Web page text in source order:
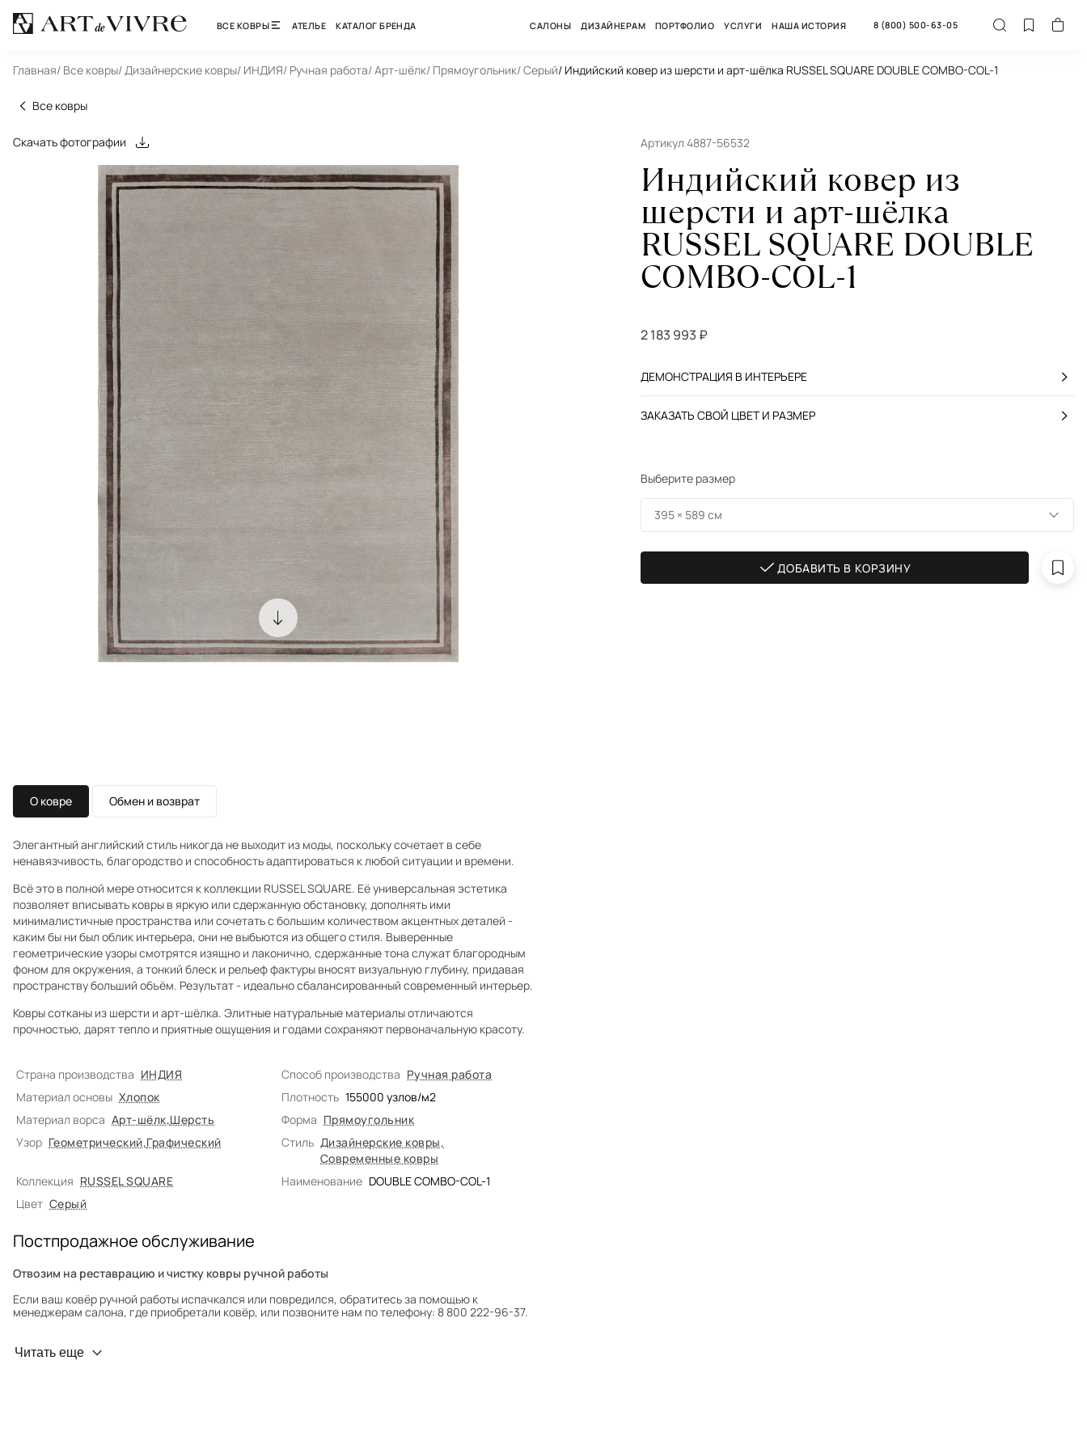
ВСЕ КОВРЫ АТЕЛЬЕ КАТАЛОГ БРЕНДА САЛОНЫ ДИЗАЙНЕРАМ ПОРТФОЛИО УСЛУГИ НАША ИСТОРИЯ 8 (800) 500-63-05
Главная/ Все ковры/ Дизайнерские ковры/ ИНДИЯ/ Ручная работа/ Арт-шёлк/ Прямоугольник/ Серый/ Индийский ковер из шерсти и арт-шёлка RUSSEL SQUARE DOUBLE COMBO-COL-1
Все ковры
Скачать фотографии
О ковре Обмен и возврат
Элегантный английский стиль никогда не выходит из моды, поскольку сочетает в себе
ненавязчивость, благородство и способность адаптироваться к любой ситуации и времени.
Всё это в полной мере относится к коллекции RUSSEL SQUARE. Её универсальная эстетика
позволяет вписывать ковры в яркую или сдержанную обстановку, дополнять ими
минималистичные пространства или сочетать с большим количеством акцентных деталей -
каким бы ни был облик интерьера, они не выбьются из общего стиля. Выверенные
геометрические узоры смотрятся изящно и лаконично, сдержанные тона служат благородным
фоном для окружения, а тонкий блеск и рельеф фактуры вносят визуальную глубину, придавая
пространству больший объём. Результат - идеально сбалансированный современный интерьер.
Ковры сотканы из шерсти и арт-шёлка. Элитные натуральные материалы отличаются
прочностью, дарят тепло и приятные ощущения и годами сохраняют первоначальную красоту.
Страна производства ИНДИЯ Способ производства Ручная работа
Материал основы Хлопок Плотность 155000 узлов/м2
Материал ворса Арт-шёлк,Шерсть Форма Прямоугольник
Узор Геометрический,Графический Стиль Дизайнерские ковры,
Современные ковры
Коллекция RUSSEL SQUARE Наименование DOUBLE COMBO-COL-1
Цвет Серый
Постпродажное обслуживание
Отвозим на реставрацию и чистку ковры ручной работы
Если ваш ковёр ручной работы испачкался или повредился, обратитесь за помощью к
менеджерам салона, где приобретали ковёр, или позвоните нам по телефону: 8 800 222-96-37.
Профилактика износа
Читать еще
Артикул 4887-56532
Индийский ковер из
шерсти и арт-шёлка
RUSSEL SQUARE DOUBLE
COMBO-COL-1
2 183 993 ₽
ДЕМОНСТРАЦИЯ В ИНТЕРЬЕРЕ
ЗАКАЗАТЬ СВОЙ ЦВЕТ И РАЗМЕР
Выберите размер
395 × 589 см
ДОБАВИТЬ В КОРЗИНУ